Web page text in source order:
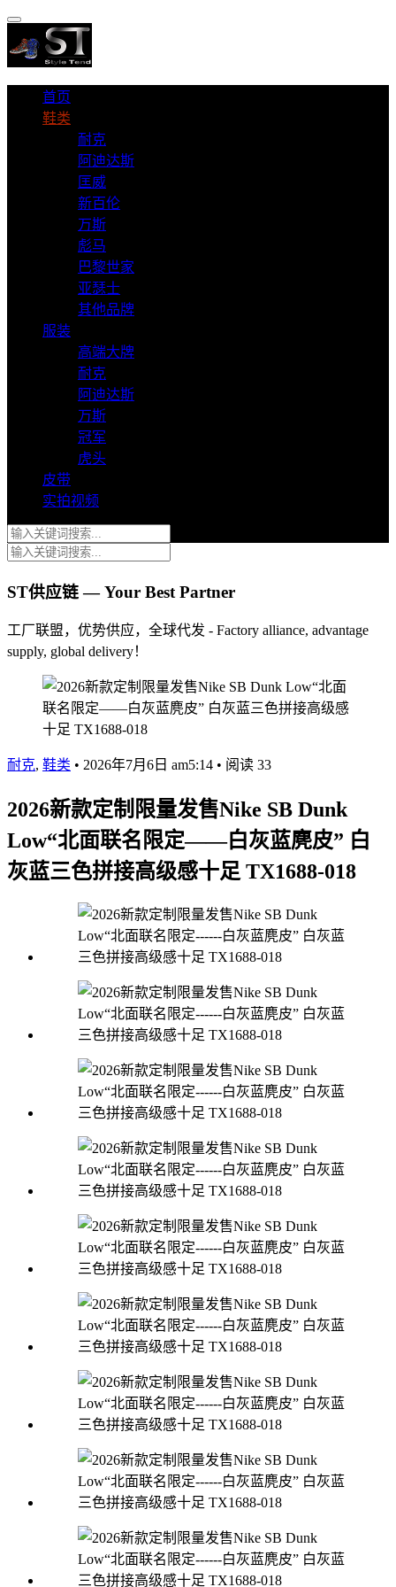
首页
鞋类
耐克
阿迪达斯
匡威
新百伦
万斯
彪马
巴黎世家
亚瑟士
其他品牌
服装
高端大牌
耐克
阿迪达斯
万斯
冠军
虎头
皮带
实拍视频
ST供应链 — Your Best Partner
工厂联盟，优势供应，全球代发 - Factory alliance, advantage
supply, global delivery！
耐克, 鞋类 • 2026年7月6日 am5:14 • 阅读 33
2026新款定制限量发售Nike SB Dunk
Low“北面联名限定——白灰蓝麂皮” 白
灰蓝三色拼接高级感十足 TX1688-018